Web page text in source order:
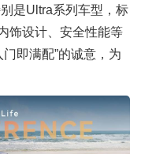
是Ultra系列车型，标
饰设计、安全性能等
即满配”的诚意，为